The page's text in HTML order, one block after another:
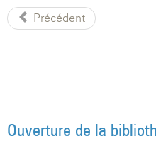
Précédent
Ouverture de la